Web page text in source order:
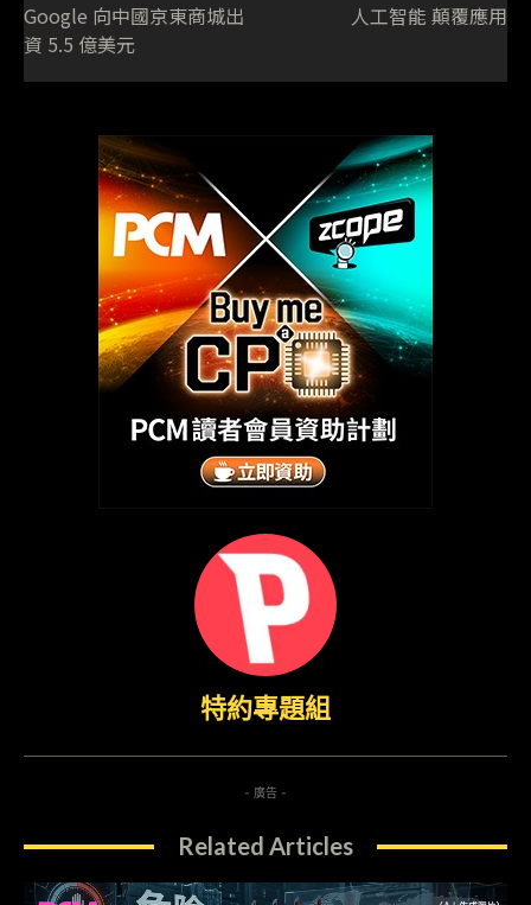
Google 向中國京東商城出
資 5.5 億美元
人工智能 顛覆應用
特約專題組
- 廣告 -
Related Articles